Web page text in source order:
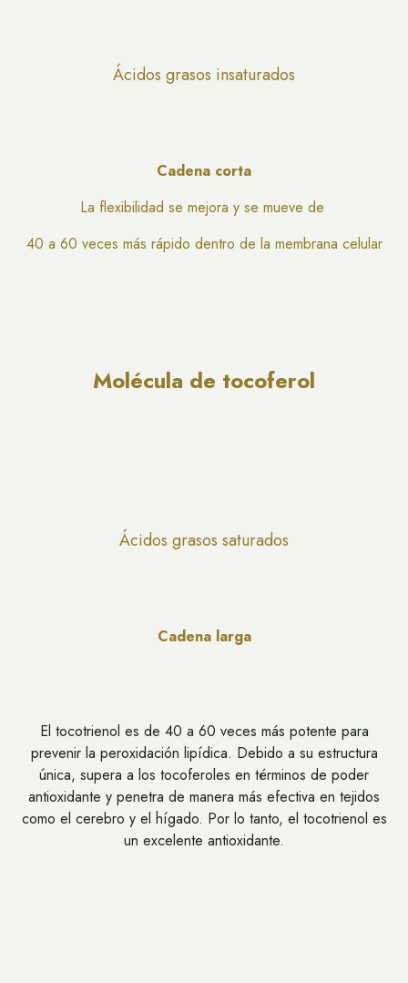
Ácidos grasos insaturados
Cadena corta
La flexibilidad se mejora y se mueve de
40 a 60 veces más rápido dentro de la membrana celular
Molécula de tocoferol
Cadena larga